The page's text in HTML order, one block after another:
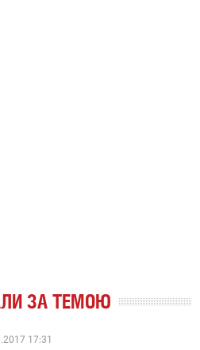
ЗА ТЕМОЮ
17:31